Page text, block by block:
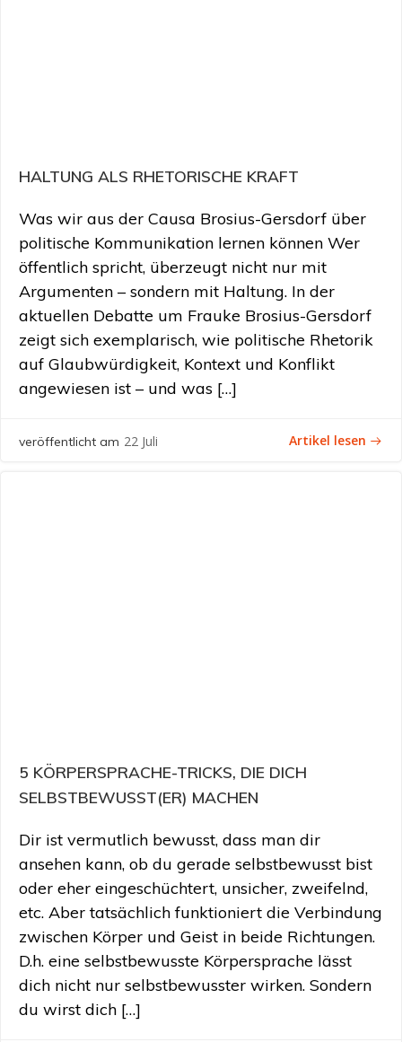
HALTUNG ALS RHETORISCHE KRAFT
Was wir aus der Causa Brosius-Gersdorf über
politische Kommunikation lernen können Wer
öffentlich spricht, überzeugt nicht nur mit
Argumenten – sondern mit Haltung. In der
aktuellen Debatte um Frauke Brosius-Gersdorf
zeigt sich exemplarisch, wie politische Rhetorik
auf Glaubwürdigkeit, Kontext und Konflikt
angewiesen ist – und was […]
veröffentlicht am 22 Juli Artikel lesen
5 KÖRPERSPRACHE-TRICKS, DIE DICH
SELBSTBEWUSST(ER) MACHEN
Dir ist vermutlich bewusst, dass man dir
ansehen kann, ob du gerade selbstbewusst bist
oder eher eingeschüchtert, unsicher, zweifelnd,
etc. Aber tatsächlich funktioniert die Verbindung
zwischen Körper und Geist in beide Richtungen.
D.h. eine selbstbewusste Körpersprache lässt
dich nicht nur selbstbewusster wirken. Sondern
du wirst dich […]